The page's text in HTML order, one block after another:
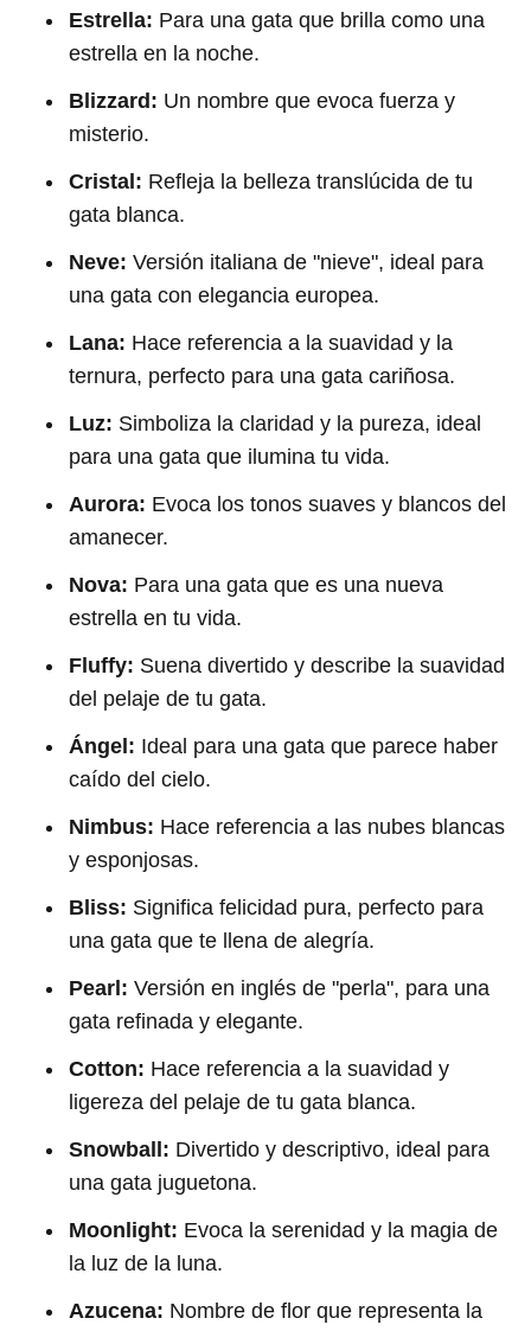
Estrella: Para una gata que brilla como una
estrella en la noche.
Blizzard: Un nombre que evoca fuerza y ​​
misterio.
Cristal: Refleja la belleza translúcida de tu
gata blanca.
Neve: Versión italiana de "nieve", ideal para
una gata con elegancia europea.
Lana: Hace referencia a la suavidad y la
ternura, perfecto para una gata cariñosa.
Luz: Simboliza la claridad y la pureza, ideal
para una gata que ilumina tu vida.
Aurora: Evoca los tonos suaves y blancos del
amanecer.
Nova: Para una gata que es una nueva
estrella en tu vida.
Fluffy: Suena divertido y describe la suavidad
del pelaje de tu gata.
Ángel: Ideal para una gata que parece haber
caído del cielo.
Nimbus: Hace referencia a las nubes blancas
y esponjosas.
Bliss: Significa felicidad pura, perfecto para
una gata que te llena de alegría.
Pearl: Versión en inglés de "perla", para una
gata refinada y elegante.
Cotton: Hace referencia a la suavidad y
ligereza del pelaje de tu gata blanca.
Snowball: Divertido y descriptivo, ideal para
una gata juguetona.
Moonlight: Evoca la serenidad y la magia de
la luz de la luna.
Azucena: Nombre de flor que representa la